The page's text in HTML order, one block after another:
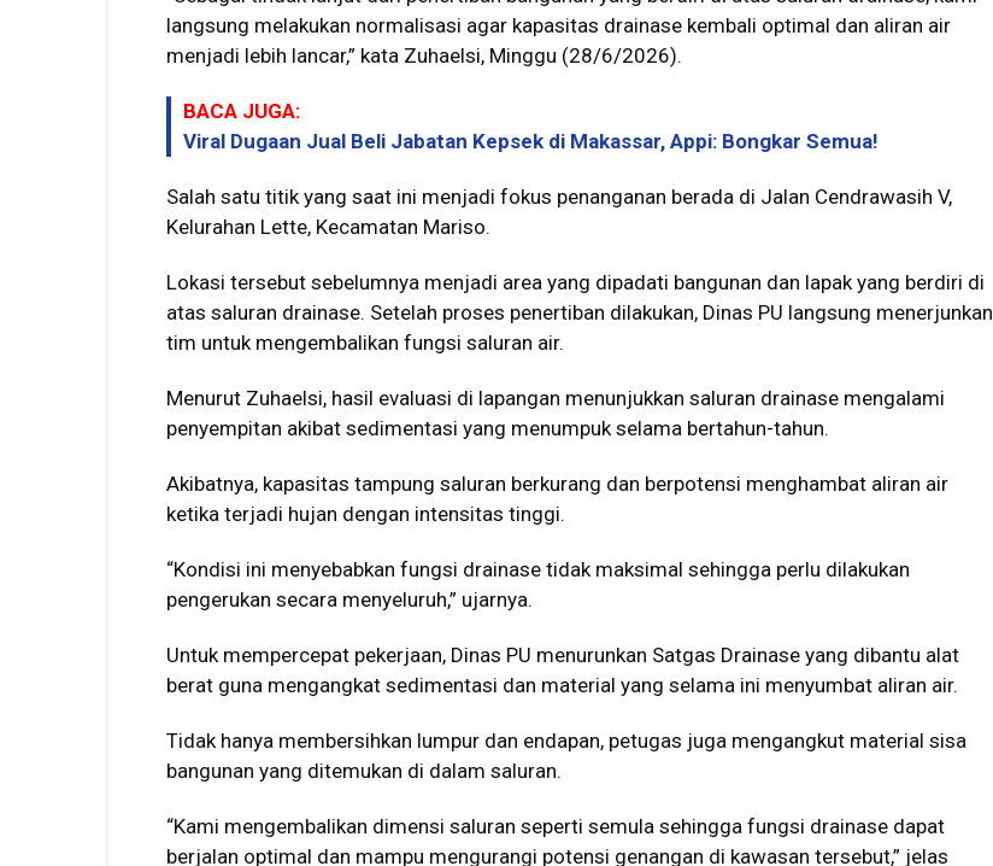
langsung melakukan normalisasi agar kapasitas drainase kembali optimal dan aliran air
menjadi lebih lancar,” kata Zuhaelsi, Minggu (28/6/2026).
BACA JUGA:
Viral Dugaan Jual Beli Jabatan Kepsek di Makassar, Appi: Bongkar Semua!
Salah satu titik yang saat ini menjadi fokus penanganan berada di Jalan Cendrawasih V,
Kelurahan Lette, Kecamatan Mariso.
Lokasi tersebut sebelumnya menjadi area yang dipadati bangunan dan lapak yang berdiri di
atas saluran drainase. Setelah proses penertiban dilakukan, Dinas PU langsung menerjunkan
tim untuk mengembalikan fungsi saluran air.
Menurut Zuhaelsi, hasil evaluasi di lapangan menunjukkan saluran drainase mengalami
penyempitan akibat sedimentasi yang menumpuk selama bertahun-tahun.
Akibatnya, kapasitas tampung saluran berkurang dan berpotensi menghambat aliran air
ketika terjadi hujan dengan intensitas tinggi.
“Kondisi ini menyebabkan fungsi drainase tidak maksimal sehingga perlu dilakukan
pengerukan secara menyeluruh,” ujarnya.
Untuk mempercepat pekerjaan, Dinas PU menurunkan Satgas Drainase yang dibantu alat
berat guna mengangkat sedimentasi dan material yang selama ini menyumbat aliran air.
Tidak hanya membersihkan lumpur dan endapan, petugas juga mengangkut material sisa
bangunan yang ditemukan di dalam saluran.
“Kami mengembalikan dimensi saluran seperti semula sehingga fungsi drainase dapat
berjalan optimal dan mampu mengurangi potensi genangan di kawasan tersebut,” jelas